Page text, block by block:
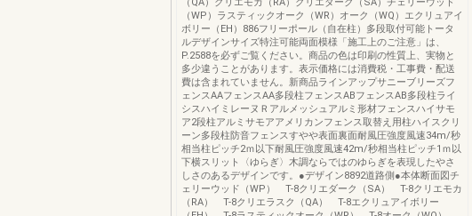
（WP）ラスティックオーク（WR）オーク（WQ）エクリュアイ
ボリー（EH）886フリーポール（自在柱）多段取付可能トータ
ルデザインサイズ特注可能両面模様「施工上のご注意」は、
P.2588を必ずご覧ください。商品の色は印刷の性質上、実物と
多少違うことがあります。表示価格には消費税・工事費・配送
費は含まれていません。新商品ラインアップサニーブリーズフ
ェンスAAフェンスAA多段柱フェンスABフェンスAB多段柱ライ
シスハイミレーヌＲアルメッシュアルミ形材フェンスハイサモ
ア2段柱アルミサモアアメリカンフェンス取替え用柱ハイスクリ
ーン多段柱防音フェンスすやや表面裏面耐風圧強度風速34m/秒
相当柱ピッチ2ｍ以下耐風圧強度風速42m/秒相当柱ピッチ1ｍ以
下横スリット〈ゆらぎ〉木調ならではのゆらぎを表現したやさ
しさのあるデザインです。●デザイン8892道路側●本体断面図チ
ェリーウッド（WP） T-8クリエダーク（SA） T-8クリエモカ
（RA） T-8クリエラスク（QA） T-8エクリュアイボリー